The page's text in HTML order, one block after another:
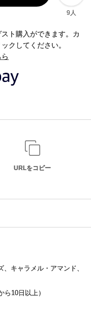
9人
ト購入ができます。カ
クしてください。
URLをコピー
キャラメル・アマンド、
10日以上）